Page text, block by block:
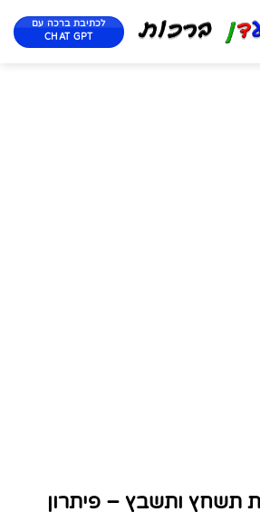
לכתיבת ברכה עם
CHAT GPT
תשחץ ותשבץ – פיתרון